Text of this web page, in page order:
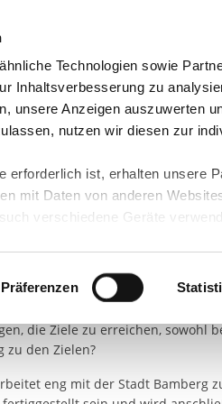
Technologien sowie
Inhaltsverbesserung zu
unsere Anzeigen auszuwerten
nutzen wir diesen zur
erforderlich ist, erhalten unsere
mit Daten von anderen
verschiedene Geräte
Daten führen kann.
unserenDatenschutzhinweisen
Funktionen für diese
erteilte Einwilligung stets für
Präferenzen
& Angebote Presse &
bewarb sich Bamberg erfolgreich
der die 17 Ziele anhand
die Ziele zu erreichen, sowohl
zu den Zielen?
eng mit der Stadt Bamberg